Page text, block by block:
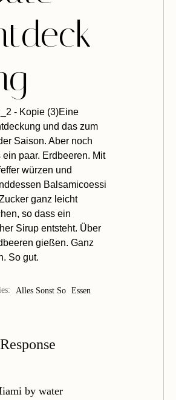
Eine
und das zum
Saison. Aber noch
ein paar. Erdbeeren. Mit
würzen und
Balsamicoessi
ganz leicht
so dass ein
Sirup entsteht. Über
gießen. Ganz
So gut.
Alles Sonst So Essen
by water